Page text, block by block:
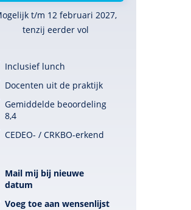
t/m 12 februari 2027,
tenzij eerder vol
Inclusief lunch
Docenten uit de praktijk
Gemiddelde beoordeling
8,4
CEDEO- / CRKBO-erkend
Mail mij bij nieuwe
datum
Voeg toe aan wensenlijst